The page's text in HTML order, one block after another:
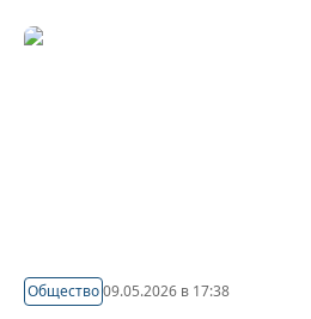
Общество09.05.2026 в 17:38